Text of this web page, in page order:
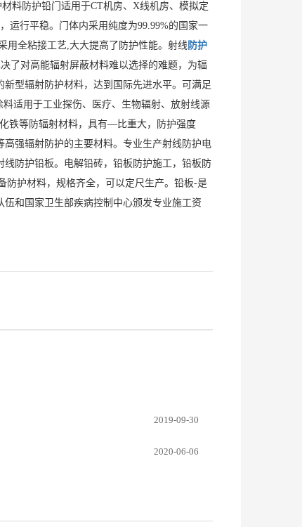
料防护铅门适用于CT机房、X线机房、模拟定
运行平稳。门体内采用纯度为99.99%的国家一
用全粘接工艺,大大提高了防护性能。射线防护
了对高能辐射屏蔽材料难以选择的难题，为辐
型辐射防护材料，达到国际先进水平。可满足
适用于工业探伤、医疗、生物辐射、放射线源
铁等防辐射材料，具有—比重大，防护强度
高强辐射防护的主要材料。专业生产射线防护电
防护铅板。电解铅砖，铅板防护施工，铅板防
防护材料，规格齐全，可以定尺生产。铅板-是
和国家卫生部疾病控制中心颁发专业施工资
2019-09-30
2020-06-06